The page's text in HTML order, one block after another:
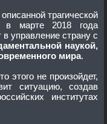
в марте 2018 года
в управление страну с
наукой,
мира.
этого не произойдет,